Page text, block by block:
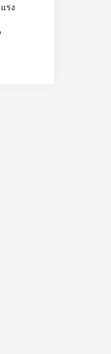
แรง